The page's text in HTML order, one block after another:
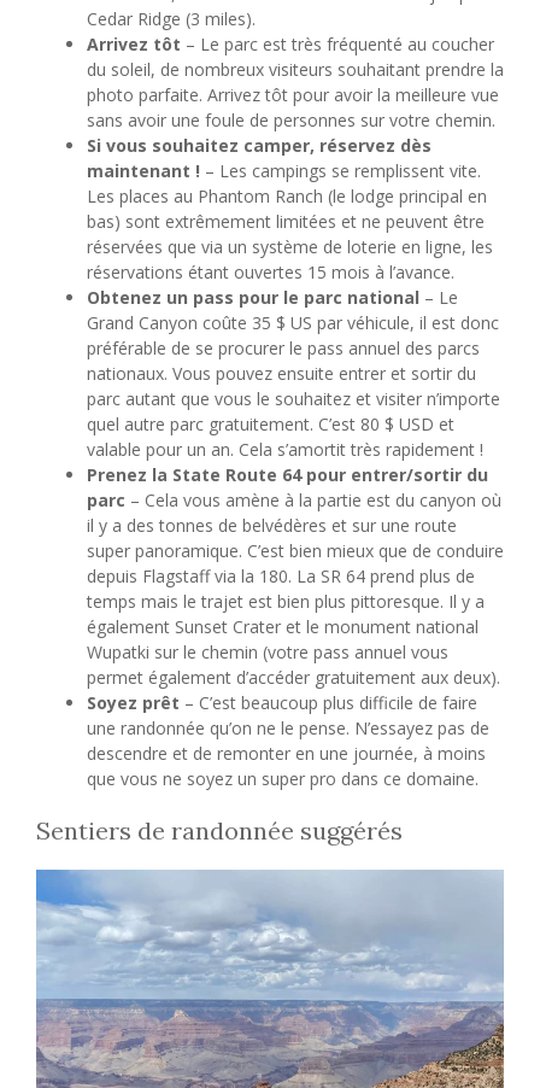
Cedar Ridge (3 miles).
Arrivez tôt – Le parc est très fréquenté au coucher
du soleil, de nombreux visiteurs souhaitant prendre la
photo parfaite. Arrivez tôt pour avoir la meilleure vue
sans avoir une foule de personnes sur votre chemin.
Si vous souhaitez camper, réservez dès
maintenant ! – Les campings se remplissent vite.
Les places au Phantom Ranch (le lodge principal en
bas) sont extrêmement limitées et ne peuvent être
réservées que via un système de loterie en ligne, les
réservations étant ouvertes 15 mois à l’avance.
Obtenez un pass pour le parc national – Le
Grand Canyon coûte 35 $ US par véhicule, il est donc
préférable de se procurer le pass annuel des parcs
nationaux. Vous pouvez ensuite entrer et sortir du
parc autant que vous le souhaitez et visiter n’importe
quel autre parc gratuitement. C’est 80 $ USD et
valable pour un an. Cela s’amortit très rapidement !
Prenez la State Route 64 pour entrer/sortir du
parc – Cela vous amène à la partie est du canyon où
il y a des tonnes de belvédères et sur une route
super panoramique. C’est bien mieux que de conduire
depuis Flagstaff via la 180. La SR 64 prend plus de
temps mais le trajet est bien plus pittoresque. Il y a
également Sunset Crater et le monument national
Wupatki sur le chemin (votre pass annuel vous
permet également d’accéder gratuitement aux deux).
Soyez prêt – C’est beaucoup plus difficile de faire
une randonnée qu’on ne le pense. N’essayez pas de
descendre et de remonter en une journée, à moins
que vous ne soyez un super pro dans ce domaine.
Sentiers de randonnée suggérés